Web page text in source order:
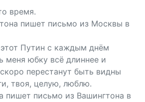
время.
пишет письмо из Москвы в
Путин с каждым днём
меня юбку всё длиннее и
перестанут быть видны
твоя, целую, люблю.
пишет письмо из Вашингтона в